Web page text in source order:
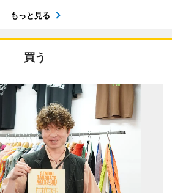
もっと見る
買う